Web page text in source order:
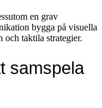
en grav
bygga på visuella
och taktila strategier.
samspela